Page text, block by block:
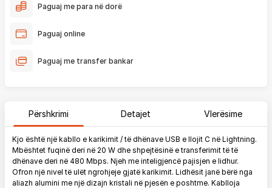
Paguaj me para në dorë
Paguaj online
Paguaj me transfer bankar
Përshkrimi Detajet Vlerësime
Kjo është një kabllo e karikimit / të dhënave USB e llojit C në Lightning.
Mbështet fuqinë deri në 20 W dhe shpejtësinë e transferimit të të
dhënave deri në 480 Mbps. Njeh me inteligjencë pajisjen e lidhur.
Ofron një nivel të ulët ngrohjeje gjatë karikimit. Lidhësit janë bërë nga
aliazh alumini me një dizajn kristali në pjesën e poshtme. Kablloja